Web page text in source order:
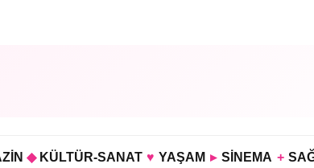
◆ KÜLTÜR-SANAT ♥ YAŞAM ▸ SİNEMA +